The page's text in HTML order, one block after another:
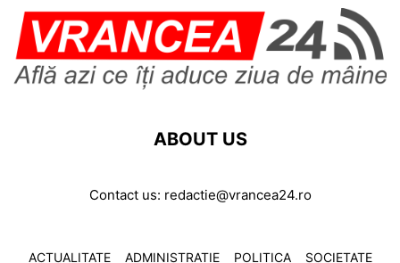
ABOUT US
Contact us: redactie@vrancea24.ro
ACTUALITATE ADMINISTRATIE POLITICA SOCIETATE